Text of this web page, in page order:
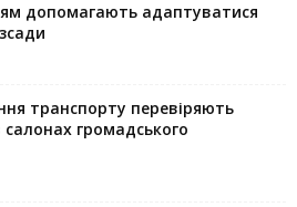
допомагають адаптуватися
транспорту перевіряють
громадського